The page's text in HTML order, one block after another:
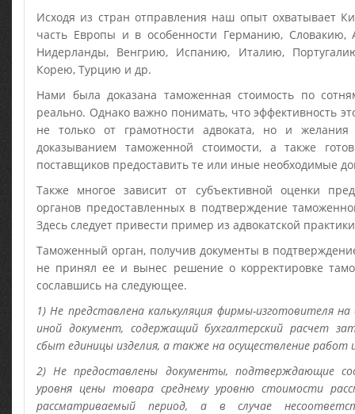
Исходя из стран отправления наш опыт охватывает
часть Европы и в особенности Германию, Словакию,
Нидерланды, Венгрию, Испанию, Италию,
Корею, Турцию и др.
Нами была доказана таможенная стоимость по
реально. Однако важно понимать, что эффективность
не только от грамотности адвоката, но и желания
доказыванием таможенной стоимости, а также
поставщиков предоставить те или иные необходимые
Также многое зависит от субъективной оценки
органов предоставленных в подтверждение
Здесь следует привести пример из адвокатской
Таможенный орган, получив документы в
не принял ее и вынес решение о корректировке
сославшись на следующее.
1) Не представлена калькуляция фирмы-изготовителя
иной документ, содержащий бухгалтерский расчет
сбыт единицы изделия, а также на осуществление работ и
2) Не предоставлены документы, подтверждающие
уровня цены товара среднему уровню стоимости
рассматриваемый период, а в случае